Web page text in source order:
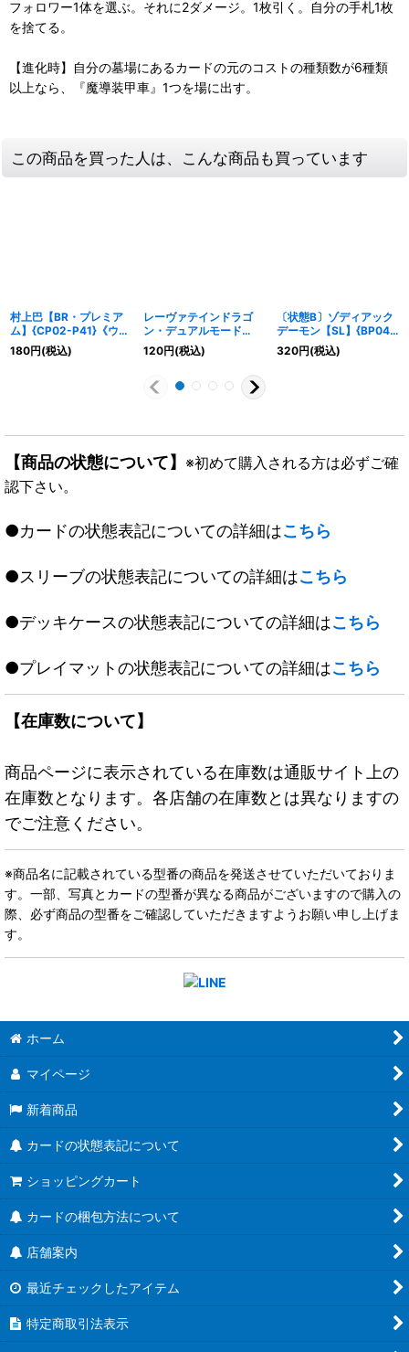
フォロワー1体を選ぶ。それに2ダメージ。1枚引く。自分の手札1枚
を捨てる。
【進化時】自分の墓場にあるカードの元のコストの種類数が6種類
以上なら、『魔導装甲車』1つを場に出す。
この商品を買った人は、こんな商品も買っています
村上巴【BR・プレミア
ム】{CP02-P41}《ウィ
ッチ》
180円(税込)
レーヴァテインドラゴ
ン・デュアルモード
α(ADVANCE)【SL】
{BP10-SL15}《ドラゴ
120円(税込)
〔状態B〕ゾディアック
デーモン【SL】{BP04-
SL21}《ニュートラル》
320円(税込)
【商品の状態について】 ※初めて購入される方は必ずご確
認下さい。
●カードの状態表記についての詳細はこちら
●スリーブの状態表記についての詳細はこちら
●デッキケースの状態表記についての詳細はこちら
●プレイマットの状態表記についての詳細はこちら
【在庫数について】
商品ページに表示されている在庫数は通販サイト上の
在庫数となります。各店舗の在庫数とは異なりますの
でご注意ください。
※商品名に記載されている型番の商品を発送させていただいておりま
す。一部、写真とカードの型番が異なる商品がございますので購入の
際、必ず商品の型番をご確認していただきますようお願い申し上げま
す。
ホーム
マイページ
新着商品
カードの状態表記について
ショッピングカート
カードの梱包方法について
店舗案内
最近チェックしたアイテム
特定商取引法表示